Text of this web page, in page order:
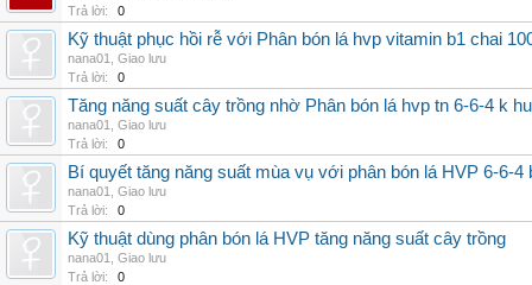
Trả lời:
0
Kỹ thuật phục hồi rễ với Phân bón lá hvp vitamin b1 chai
nana01
Giao lưu
Trả lời:
0
Tăng năng suất cây trồng nhờ Phân bón lá hvp tn 6-6-4 k
nana01
Giao lưu
Trả lời:
0
Bí quyết tăng năng suất mùa vụ với phân bón lá HVP 6-6-4
nana01
Giao lưu
Trả lời:
0
Kỹ thuật dùng phân bón lá HVP tăng năng suất cây trồng
nana01
Giao lưu
Trả lời:
0